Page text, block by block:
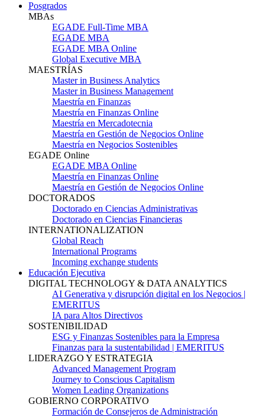
Posgrados
MBAs
EGADE Full-Time MBA
EGADE MBA
EGADE MBA Online
Global Executive MBA
MAESTRÍAS
Master in Business Analytics
Master in Business Management
Maestría en Finanzas
Maestría en Finanzas Online
Maestría en Mercadotecnia
Maestría en Gestión de Negocios Online
Maestría en Negocios Sostenibles
EGADE Online
EGADE MBA Online
Maestría en Finanzas Online
Maestría en Gestión de Negocios Online
DOCTORADOS
Doctorado en Ciencias Administrativas
Doctorado en Ciencias Financieras
INTERNATIONALIZATION
Global Reach
International Programs
Incoming exchange students
Educación Ejecutiva
DIGITAL TECHNOLOGY & DATA ANALYTICS
AI Generativa y disrupción digital en los Negocios |
EMERITUS
IA para Altos Directivos
SOSTENIBILIDAD
ESG y Finanzas Sostenibles para la Empresa
Finanzas para la sustentabilidad | EMERITUS
LIDERAZGO Y ESTRATEGIA
Advanced Management Program
Journey to Conscious Capitalism
Women Leading Organizations
GOBIERNO CORPORATIVO
Formación de Consejeros de Administración